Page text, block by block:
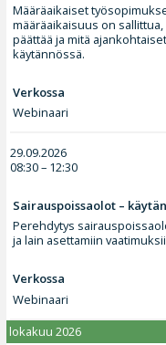
Määräaikaiset
määräaikaisuus on
päättää ja mitä
käytännössä.
Verkossa
Webinaari
29.09.2026
08:30 – 12:30
Sairauspoissaolot –
Perehdytys
ja lain asettamiin
Verkossa
Webinaari
lokakuu 2026